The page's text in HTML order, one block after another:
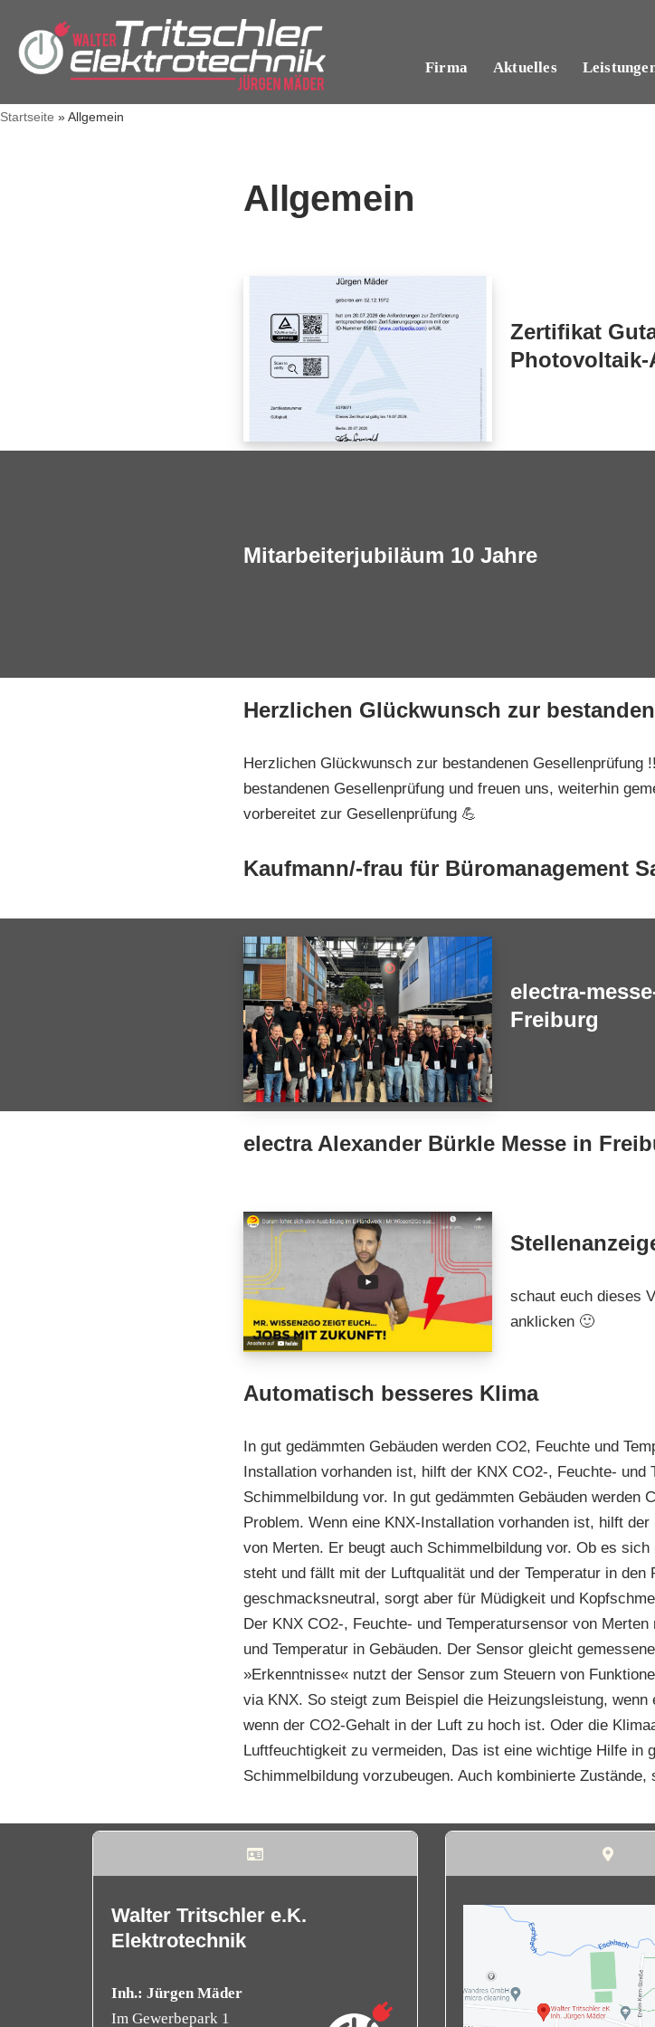
Zum
Inhalt
springen
Firma Aktuelles
Startseite »Allgemein
Allgemein
Zertifikat
Photovoltaik-
Mitarbeiterjubiläum 10 Jahre
Herzlichen Glückwunsch zur
Herzlichen Glückwunsch zur bestandenen
bestandenen Gesellenprüfung und freuen uns, weiterhin
vorbereitet zur Gesellenprüfung 💪
Kaufmann/-frau für Büromanagement
electra-
Freiburg
electra Alexander Bürkle Messe in
schaut euch dieses
anklicken 🙂
Automatisch besseres Klima
In gut gedämmten Gebäuden werden CO2, Feuchte und
Installation vorhanden ist, hilft der KNX CO2-, Feuchte-
Schimmelbildung vor. In gut gedämmten Gebäuden werden
Problem. Wenn eine KNX-Installation vorhanden ist, hilft
von Merten. Er beugt auch Schimmelbildung vor. Ob es
steht und fällt mit der Luftqualität und der Temperatur in den
geschmacksneutral, sorgt aber für Müdigkeit und
Der KNX CO2-, Feuchte- und Temperatursensor von
und Temperatur in Gebäuden. Der Sensor gleicht
»Erkenntnisse« nutzt der Sensor zum Steuern von
via KNX. So steigt zum Beispiel die Heizungsleistung,
wenn der CO2-Gehalt in der Luft zu hoch ist. Oder die
Luftfeuchtigkeit zu vermeiden, Das ist eine wichtige Hilfe in
Schimmelbildung vorzubeugen. Auch kombinierte
Walter Tritschler e.K.
Elektrotechnik
Inh.: Jürgen Mäder
Im Gewerbepark 1